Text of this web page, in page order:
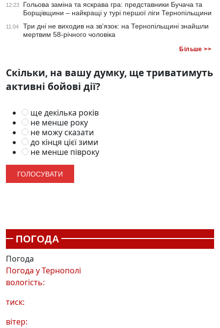
12:23
Гольова заміна та яскрава гра: представники Бучача та
Борщівщини – найкращі у турі першої ліги Тернопільщини
11:04
Три дні не виходив на зв’язок: на Тернопільщині знайшли
мертвим 58-річного чоловіка
Більше >>
Скільки, на вашу думку, ще триватимуть
активні бойові дії?
ще декілька років
не менше року
не можу сказати
до кінця цієї зими
не менше півроку
ПОГОДА
Погода
Погода уТернополі
вологість:
тиск:
вітер: